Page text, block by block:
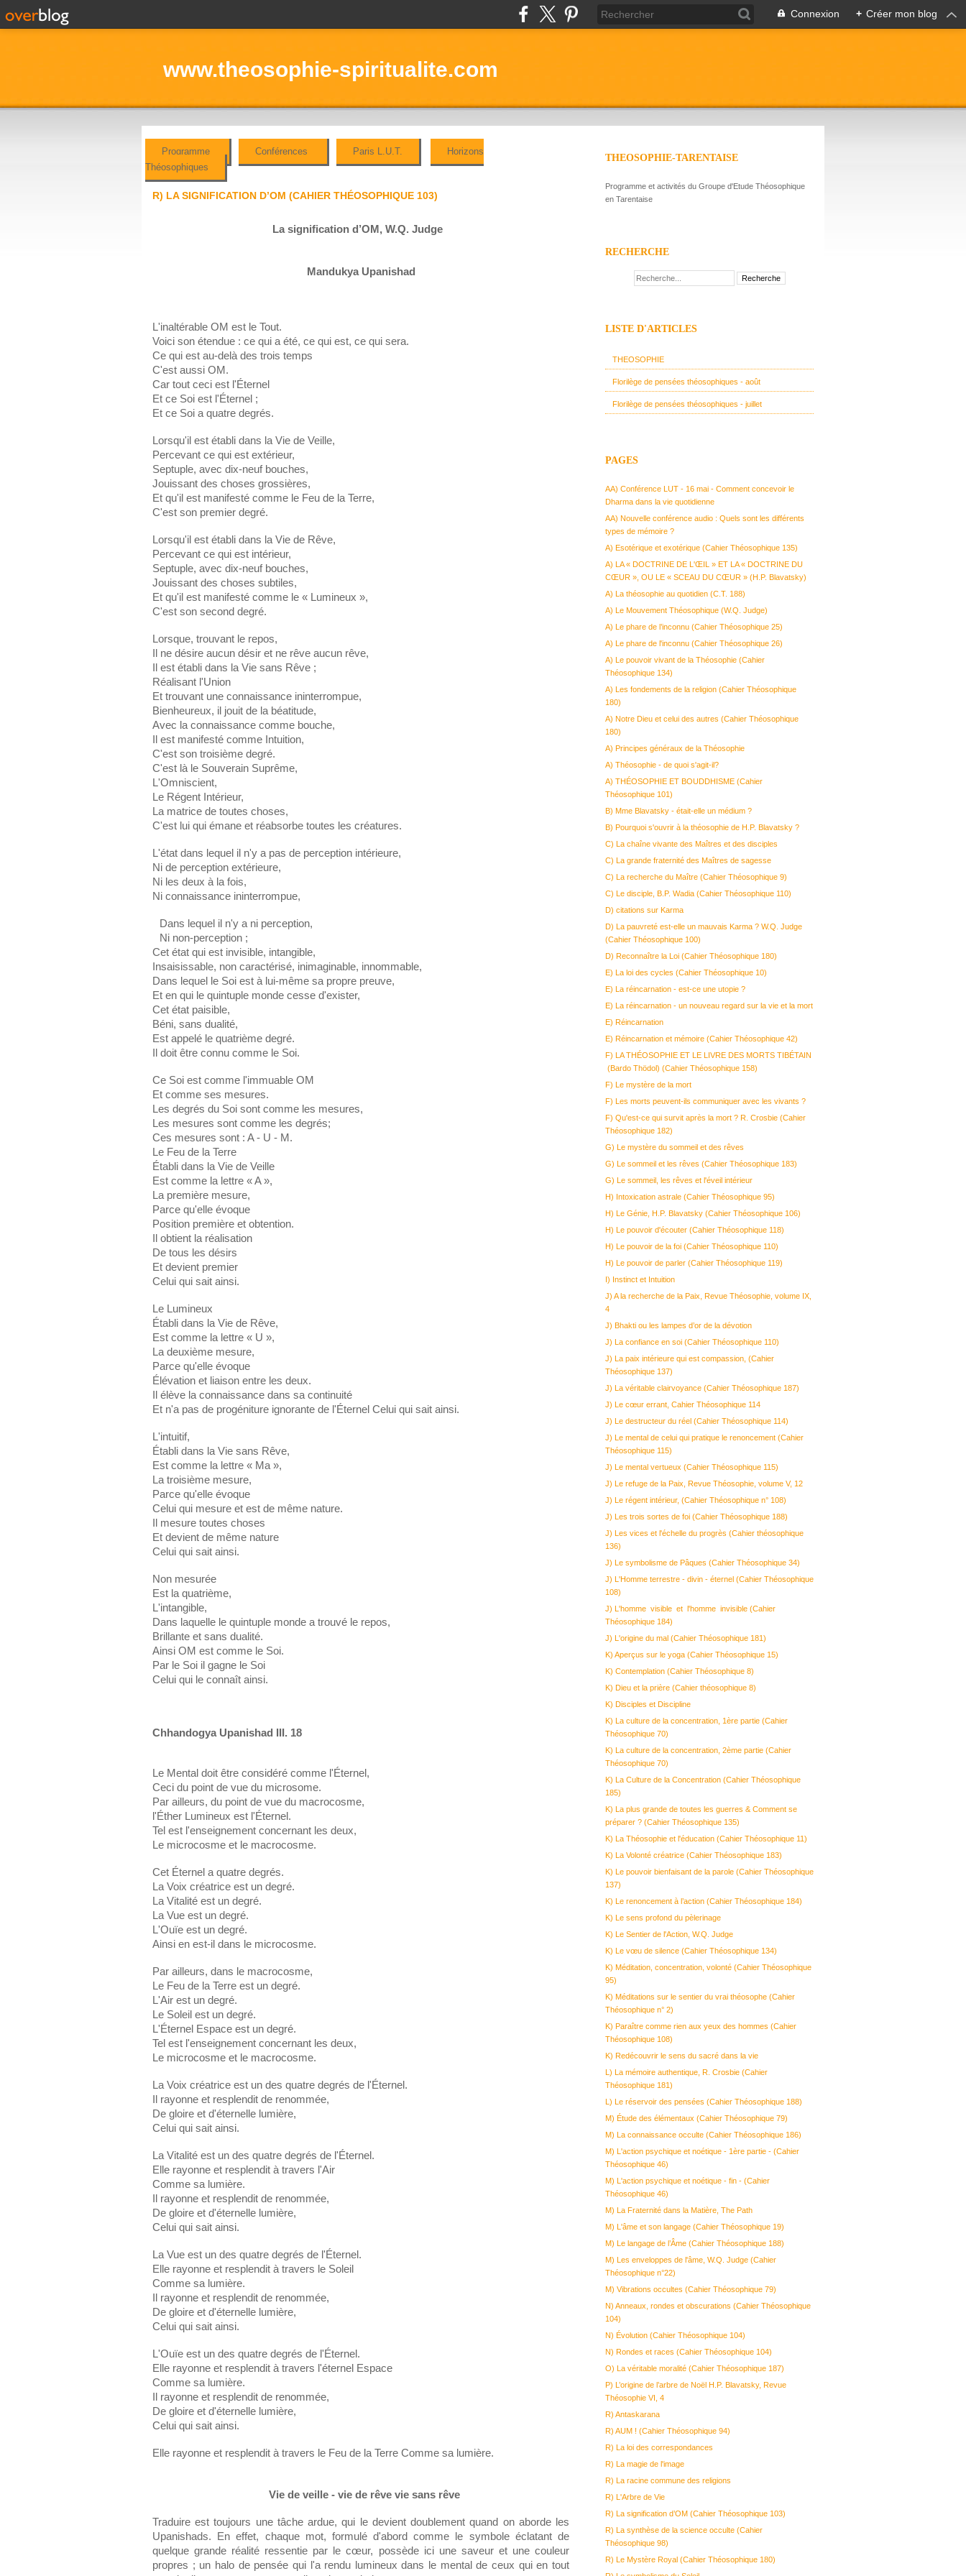
Connexion + Créer mon blog
www.theosophie-spiritualite.com
Programme Conférences Paris L.U.T.
Horizons
Théosophiques
R) LA SIGNIFICATION D’OM (CAHIER THÉOSOPHIQUE 103)
La signification d’OM, W.Q. Judge
Mandukya Upanishad
L'inaltérable OM est le Tout.
Voici son étendue : ce qui a été, ce qui est, ce qui sera.
Ce qui est au-delà des trois temps
C'est aussi OM.
Car tout ceci est l'Éternel
Et ce Soi est l'Éternel ;
Et ce Soi a quatre degrés.
Lorsqu'il est établi dans la Vie de Veille,
Percevant ce qui est extérieur,
Septuple, avec dix-neuf bouches,
Jouissant des choses grossières,
Et qu'il est manifesté comme le Feu de la Terre,
C'est son premier degré.
Lorsqu'il est établi dans la Vie de Rêve,
Percevant ce qui est intérieur,
Septuple, avec dix-neuf bouches,
Jouissant des choses subtiles,
Et qu'il est manifesté comme le « Lumineux »,
C'est son second degré.
Lorsque, trouvant le repos,
Il ne désire aucun désir et ne rêve aucun rêve,
Il est établi dans la Vie sans Rêve ;
Réalisant l'Union
Et trouvant une connaissance ininterrompue,
Bienheureux, il jouit de la béatitude,
Avec la connaissance comme bouche,
Il est manifesté comme Intuition,
C'est son troisième degré.
C'est là le Souverain Suprême,
L'Omniscient,
Le Régent Intérieur,
La matrice de toutes choses,
C'est lui qui émane et réabsorbe toutes les créatures.
L'état dans lequel il n'y a pas de perception intérieure,
Ni de perception extérieure,
Ni les deux à la fois,
Ni connaissance ininterrompue,
Dans lequel il n'y a ni perception,
Ni non-perception ;
Cet état qui est invisible, intangible,
Insaisissable, non caractérisé, inimaginable, innommable,
Dans lequel le Soi est à lui-même sa propre preuve,
Et en qui le quintuple monde cesse d'exister,
Cet état paisible,
Béni, sans dualité,
Est appelé le quatrième degré.
Il doit être connu comme le Soi.
Ce Soi est comme l'immuable OM
Et comme ses mesures.
Les degrés du Soi sont comme les mesures,
Les mesures sont comme les degrés;
Ces mesures sont : A - U - M.
Le Feu de la Terre
Établi dans la Vie de Veille
Est comme la lettre « A »,
La première mesure,
Parce qu'elle évoque
Position première et obtention.
Il obtient la réalisation
De tous les désirs
Et devient premier
Celui qui sait ainsi.
Le Lumineux
Établi dans la Vie de Rêve,
Est comme la lettre « U »,
La deuxième mesure,
Parce qu'elle évoque
Élévation et liaison entre les deux.
Il élève la connaissance dans sa continuité
Et n'a pas de progéniture ignorante de l'Éternel Celui qui sait ainsi.
L'intuitif,
Établi dans la Vie sans Rêve,
Est comme la lettre « Ma »,
La troisième mesure,
Parce qu'elle évoque
Celui qui mesure et est de même nature.
Il mesure toutes choses
Et devient de même nature
Celui qui sait ainsi.
Non mesurée
Est la quatrième,
L'intangible,
Dans laquelle le quintuple monde a trouvé le repos,
Brillante et sans dualité.
Ainsi OM est comme le Soi.
Par le Soi il gagne le Soi
Celui qui le connaît ainsi.
Chhandogya Upanishad III. 18
Le Mental doit être considéré comme l'Éternel,
Ceci du point de vue du microsome.
Par ailleurs, du point de vue du macrocosme,
l'Éther Lumineux est l'Éternel.
Tel est l'enseignement concernant les deux,
Le microcosme et le macrocosme.
Cet Éternel a quatre degrés.
La Voix créatrice est un degré.
La Vitalité est un degré.
La Vue est un degré.
L'Ouïe est un degré.
Ainsi en est-il dans le microcosme.
Par ailleurs, dans le macrocosme,
Le Feu de la Terre est un degré.
L'Air est un degré.
Le Soleil est un degré.
L'Éternel Espace est un degré.
Tel est l'enseignement concernant les deux,
Le microcosme et le macrocosme.
La Voix créatrice est un des quatre degrés de l'Éternel.
Il rayonne et resplendit de renommée,
De gloire et d'éternelle lumière,
Celui qui sait ainsi.
La Vitalité est un des quatre degrés de l'Éternel.
Elle rayonne et resplendit à travers l'Air
Comme sa lumière.
Il rayonne et resplendit de renommée,
De gloire et d'éternelle lumière,
Celui qui sait ainsi.
La Vue est un des quatre degrés de l'Éternel.
Elle rayonne et resplendit à travers le Soleil
Comme sa lumière.
Il rayonne et resplendit de renommée,
De gloire et d'éternelle lumière,
Celui qui sait ainsi.
L'Ouïe est un des quatre degrés de l'Éternel.
Elle rayonne et resplendit à travers l'éternel Espace
Comme sa lumière.
Il rayonne et resplendit de renommée,
De gloire et d'éternelle lumière,
Celui qui sait ainsi.
Elle rayonne et resplendit à travers le Feu de la Terre Comme sa lumière.
Vie de veille - vie de rêve vie sans rêve
Traduire est toujours une tâche ardue, qui le devient doublement quand on aborde les
Upanishads. En effet, chaque mot, formulé d'abord comme le symbole éclatant de
quelque grande réalité ressentie par le cœur, possède ici une saveur et une couleur
propres ; un halo de pensée qui l'a rendu lumineux dans le mental de ceux qui en tout
THEOSOPHIE-TARENTAISE
Programme et activités du Groupe d'Etude Théosophique
en Tarentaise
RECHERCHE
LISTE D'ARTICLES
THEOSOPHIE
Florilège de pensées théosophiques - août
Florilège de pensées théosophiques - juillet
PAGES
AA) Conférence LUT - 16 mai - Comment concevoir le
Dharma dans la vie quotidienne
AA) Nouvelle conférence audio : Quels sont les différents
types de mémoire ?
A) Esotérique et exotérique (Cahier Théosophique 135)
A) LA « DOCTRINE DE L'ŒIL » ET LA « DOCTRINE DU
CŒUR », OU LE « SCEAU DU CŒUR » (H.P. Blavatsky)
A) La théosophie au quotidien (C.T. 188)
A) Le Mouvement Théosophique (W.Q. Judge)
A) Le phare de l’inconnu (Cahier Théosophique 25)
A) Le phare de l'inconnu (Cahier Théosophique 26)
A) Le pouvoir vivant de la Théosophie (Cahier
Théosophique 134)
A) Les fondements de la religion (Cahier Théosophique
180)
A) Notre Dieu et celui des autres (Cahier Théosophique
180)
A) Principes généraux de la Théosophie
A) Théosophie - de quoi s'agit-il?
A) THÉOSOPHIE ET BOUDDHISME (Cahier
Théosophique 101)
B) Mme Blavatsky - était-elle un médium ?
B) Pourquoi s'ouvrir à la théosophie de H.P. Blavatsky ?
C) La chaîne vivante des Maîtres et des disciples
C) La grande fraternité des Maîtres de sagesse
C) La recherche du Maître (Cahier Théosophique 9)
C) Le disciple, B.P. Wadia (Cahier Théosophique 110)
D) citations sur Karma
D) La pauvreté est-elle un mauvais Karma ? W.Q. Judge
(Cahier Théosophique 100)
D) Reconnaître la Loi (Cahier Théosophique 180)
E) La loi des cycles (Cahier Théosophique 10)
E) La réincarnation - est-ce une utopie ?
E) La réincarnation - un nouveau regard sur la vie et la mort
E) Réincarnation
E) Réincarnation et mémoire (Cahier Théosophique 42)
F) LA THÉOSOPHIE ET LE LIVRE DES MORTS TIBÉTAIN
(Bardo Thödol) (Cahier Théosophique 158)
F) Le mystère de la mort
F) Les morts peuvent-ils communiquer avec les vivants ?
F) Qu'est-ce qui survit après la mort ? R. Crosbie (Cahier
Théosophique 182)
G) Le mystère du sommeil et des rêves
G) Le sommeil et les rêves (Cahier Théosophique 183)
G) Le sommeil, les rêves et l'éveil intérieur
H) Intoxication astrale (Cahier Théosophique 95)
H) Le Génie, H.P. Blavatsky (Cahier Théosophique 106)
H) Le pouvoir d'écouter (Cahier Théosophique 118)
H) Le pouvoir de la foi (Cahier Théosophique 110)
H) Le pouvoir de parler (Cahier Théosophique 119)
I) Instinct et Intuition
J) A la recherche de la Paix, Revue Théosophie, volume IX,
4
J) Bhakti ou les lampes d’or de la dévotion
J) La confiance en soi (Cahier Théosophique 110)
J) La paix intérieure qui est compassion, (Cahier
Théosophique 137)
J) La véritable clairvoyance (Cahier Théosophique 187)
J) Le cœur errant, Cahier Théosophique 114
J) Le destructeur du réel (Cahier Théosophique 114)
J) Le mental de celui qui pratique le renoncement (Cahier
Théosophique 115)
J) Le mental vertueux (Cahier Théosophique 115)
J) Le refuge de la Paix, Revue Théosophie, volume V, 12
J) Le régent intérieur, (Cahier Théosophique n° 108)
J) Les trois sortes de foi (Cahier Théosophique 188)
J) Les vices et l'échelle du progrès (Cahier théosophique
136)
J) Le symbolisme de Pâques (Cahier Théosophique 34)
J) L'Homme terrestre - divin - éternel (Cahier Théosophique
108)
J) L'homme visible et l'homme invisible (Cahier
Théosophique 184)
J) L'origine du mal (Cahier Théosophique 181)
K) Aperçus sur le yoga (Cahier Théosophique 15)
K) Contemplation (Cahier Théosophique 8)
K) Dieu et la prière (Cahier théosophique 8)
K) Disciples et Discipline
K) La culture de la concentration, 1ère partie (Cahier
Théosophique 70)
K) La culture de la concentration, 2ème partie (Cahier
Théosophique 70)
K) La Culture de la Concentration (Cahier Théosophique
185)
K) La plus grande de toutes les guerres & Comment se
préparer ? (Cahier Théosophique 135)
K) La Théosophie et l'éducation (Cahier Théosophique 11)
K) La Volonté créatrice (Cahier Théosophique 183)
K) Le pouvoir bienfaisant de la parole (Cahier Théosophique
137)
K) Le renoncement à l’action (Cahier Théosophique 184)
K) Le sens profond du pèlerinage
K) Le Sentier de l'Action, W.Q. Judge
K) Le vœu de silence (Cahier Théosophique 134)
K) Méditation, concentration, volonté (Cahier Théosophique
95)
K) Méditations sur le sentier du vrai théosophe (Cahier
Théosophique n° 2)
K) Paraître comme rien aux yeux des hommes (Cahier
Théosophique 108)
K) Redécouvrir le sens du sacré dans la vie
L) La mémoire authentique, R. Crosbie (Cahier
Théosophique 181)
L) Le réservoir des pensées (Cahier Théosophique 188)
M) Étude des élémentaux (Cahier Théosophique 79)
M) La connaissance occulte (Cahier Théosophique 186)
M) L'action psychique et noétique - 1ère partie - (Cahier
Théosophique 46)
M) L'action psychique et noétique - fin - (Cahier
Théosophique 46)
M) La Fraternité dans la Matière, The Path
M) L'âme et son langage (Cahier Théosophique 19)
M) Le langage de l’Âme (Cahier Théosophique 188)
M) Les enveloppes de l'âme, W.Q. Judge (Cahier
Théosophique n°22)
M) Vibrations occultes (Cahier Théosophique 79)
N) Anneaux, rondes et obscurations (Cahier Théosophique
104)
N) Évolution (Cahier Théosophique 104)
N) Rondes et races (Cahier Théosophique 104)
O) La véritable moralité (Cahier Théosophique 187)
P) L’origine de l’arbre de Noël H.P. Blavatsky, Revue
Théosophie VI, 4
R) Antaskarana
R) AUM ! (Cahier Théosophique 94)
R) La loi des correspondances
R) La magie de l'image
R) La racine commune des religions
R) L'Arbre de Vie
R) La signification d’OM (Cahier Théosophique 103)
R) La synthèse de la science occulte (Cahier
Théosophique 98)
R) Le Mystère Royal (Cahier Théosophique 180)